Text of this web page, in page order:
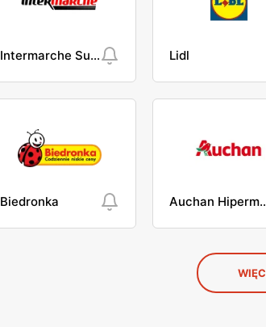
Intermarche Super Lidl
Biedronka Auchan